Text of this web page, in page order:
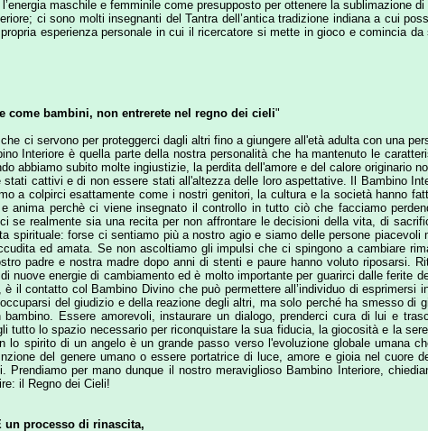
Se non ascoltiamo gli impulsi che ci spingono a cambiare rimaniamo prigionieri
nostra madre dopo anni di stenti e paure hanno voluto riposarsi. Ritrovare il
di cambiamento ed è molto importante per guarirci dalle ferite del passato e
col Bambino Divino che può permettere all’individuo di esprimersi in autenticità,
necessario per riconquistare la sua fiducia, la giocosità e la serenità che gli
un angelo è un grande passo verso l'evoluzione globale umana che giunta ad una
umano o essere portatrice di luce, amore e gioia nel cuore delle persone
mano dunque il nostro meraviglioso Bambino Interiore, chiediamogli scusa per
di rinascita,
due volte.
un potenziale, un'opportunità.
trasforma il possibile in reale.
rende la prima significativa.
mancata. Con la seconda, l'opportunità è presa.
l'occasione,
sfida della vita…
OSHO
made in Edit